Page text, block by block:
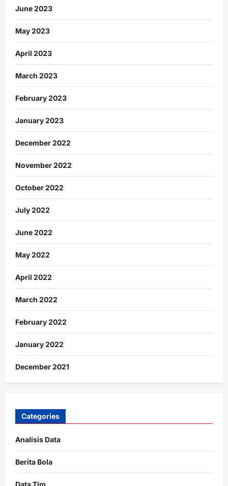
June 2023
May 2023
April 2023
March 2023
February 2023
January 2023
December 2022
November 2022
October 2022
July 2022
June 2022
May 2022
April 2022
March 2022
February 2022
January 2022
December 2021
Categories
Analisis Data
Berita Bola
Data Tim